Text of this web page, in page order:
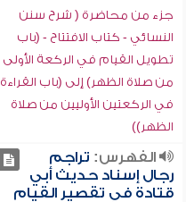
جزء من محاضرة ( شرح سنن
النسائي - كتاب الافتتاح - (باب
تطويل القيام في الركعة الأولى
من صلاة الظهر) إلى (باب القراءة
في الركعتين الأوليين من صلاة
الظهر))
الفهرس: تراجم
رجال إسناد حديث أبي
قتادة في تقصير القيام